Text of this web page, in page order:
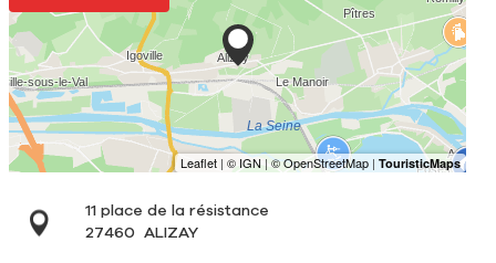
11 place de la résistance
27460
ALIZAY